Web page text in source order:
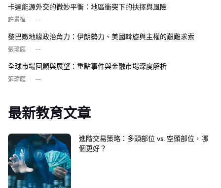
卡達能源外交的微妙平衡：地區衝突下的抉擇與風險
許景桓 --
黎巴嫩地緣政治角力：伊朗勢力、美國斡旋與主權的艱難求索
張瑋庭 --
全球市場回顧與展望：重點事件與金融市場深度解析
張瑋庭 --
最新教育文章
進階交易策略：多頭部位 vs. 空頭部位，哪
個更好？